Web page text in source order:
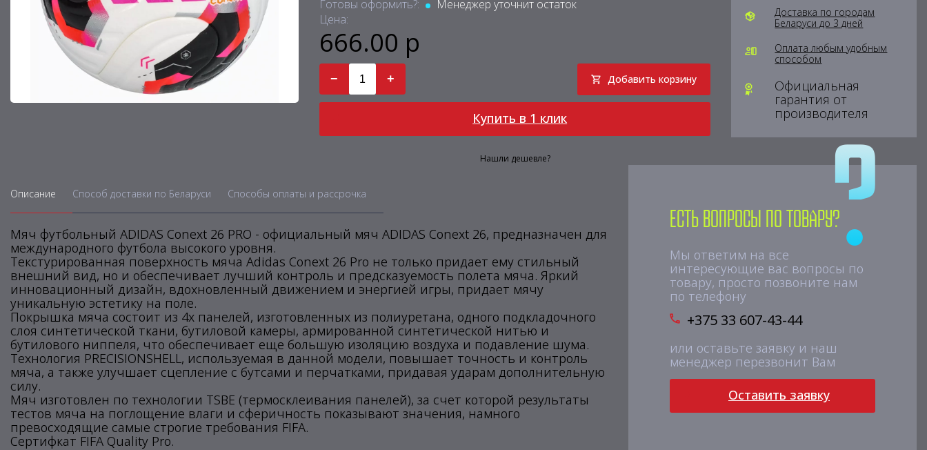
Готовы оформить?:
Менеджер уточнит остаток
Цена:
666.00 р
− + Добавить корзину
Купить в 1 клик
Нашли дешевле?
Доставка по городам
Беларуси до 3 дней
Оплата любым удобным
способом
Официальная
гарантия от
производителя
Описание Способ доставки по Беларуси Способы оплаты и рассрочка
Мяч футбольный ADIDAS Conext 26 PRO - oфициальный мяч ADIDAS Conext 26, предназначен для
международного футбола высокого уровня.
Текстурированная поверхность мяча Adidas Conext 26 Pro не только придает ему стильный
внешний вид, но и обеспечивает лучший контроль и предсказуемость полета мяча. Яркий
инновационный дизайн, вдохновленный движением и энергией игры, придает мячу
уникальную эстетику на поле.
Покрышка мяча состоит из 4х панелей, изготовленных из полиуретана, одного подкладочного
слоя синтетической ткани, бутиловой камеры, армированной синтетической нитью и
бутилового ниппеля, что обеспечивает еще большую изоляцию воздуха и подавление шума.
Технология PRECISIONSHELL, используемая в данной модели, повышает точность и контроль
мяча, а также улучшает сцепление с бутсами и перчатками, придавая ударам дополнительную
силу.
Мяч изготовлен по технологии TSBE (термосклеивания панелей), за счет которой результаты
тестов мяча на поглощение влаги и сферичность показывают значения, намного
превосходящие самые строгие требования FIFA.
Сертифкат FIFA Quality Pro.
Есть вопросы по товару?
Мы ответим на все
интересующие вас вопросы по
товару, просто позвоните нам
по телефону
+375 33 607-43-44
или оставьте заявку и наш
менеджер перезвонит Вам
Оставить заявку